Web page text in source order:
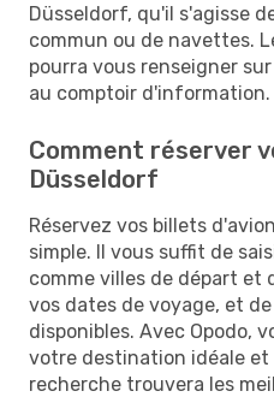
Düsseldorf, qu'il s'agisse
commun ou de navettes.
pourra vous renseigner
au comptoir d'information.
Comment réserver
Düsseldorf
Réservez vos billets
simple. Il vous suffit de
comme villes de départ et
vos dates de voyage, et
disponibles. Avec Opodo,
votre destination idéale
recherche trouvera les